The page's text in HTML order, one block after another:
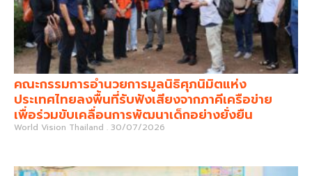
คณะกรรมการอำนวยการมูลนิธิศุภนิมิตแห่ง
ประเทศไทยลงพื้นที่รับฟังเสียงจากภาคีเครือข่าย
เพื่อร่วมขับเคลื่อนการพัฒนาเด็กอย่างยั่งยืน
World Vision Thailand 30/07/2026